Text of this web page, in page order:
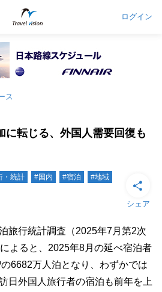
ログイン
ス
に転じる、外国人需要回復も
・統計 #国内 #宿泊 #地域
シェア
旅行統計調査（2025年7月第2次
よると、2025年8月の延べ宿泊者
6682万人泊となり、わずかでは
日外国人旅行者の宿泊も前年を上